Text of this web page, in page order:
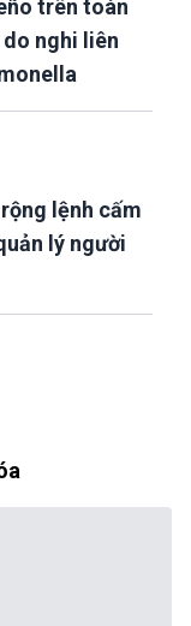
trên toàn
do nghi liên
lệnh cấm
lý người